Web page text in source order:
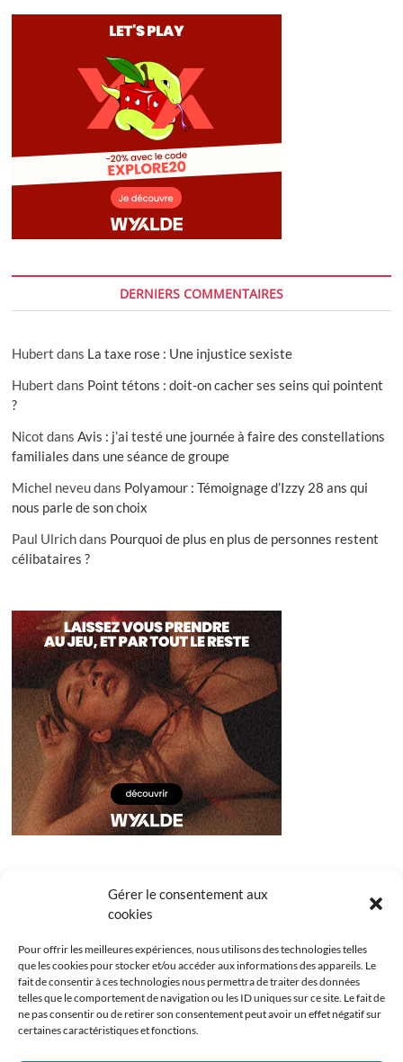
Gérer le consentement aux
cookies
Pour offrir les meilleures expériences, nous utilisons des technologies telles
que les cookies pour stocker et/ou accéder aux informations des appareils. Le
fait de consentir à ces technologies nous permettra de traiter des données
telles que le comportement de navigation ou les ID uniques sur ce site. Le fait de
ne pas consentir ou de retirer son consentement peut avoir un effet négatif sur
certaines caractéristiques et fonctions.
DERNIERS COMMENTAIRES
Hubert dans La taxe rose : Une injustice sexiste
Hubert dans Point tétons : doit-on cacher ses seins qui pointent
?
Nicot dansAvis : j’ai testé une journée à faire des constellations
familiales dans une séance de groupe
Michel neveudans Polyamour : Témoignage d’Izzy 28 ans qui
nous parle de son choix
Paul Ulrichdans Pourquoi de plus en plus de personnes restent
célibataires ?